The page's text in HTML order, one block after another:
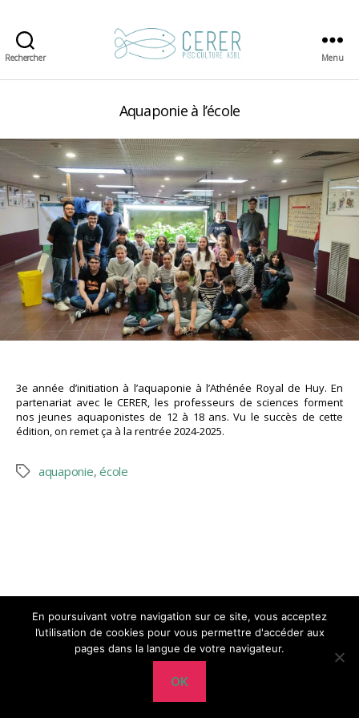
Rechercher
Pisciculture
Menu
Aquaponie à l’école
3e année d’initiation à l’aquaponie à l’Athénée Royal de Huy. En
partenariat avec le CERER, les professeurs de sciences forment
nos jeunes aquaponistes de 12 à 18 ans. Vu le succès de cette
édition, on remet ça à la rentrée 2024-2025.
Étiquettes
aquaponie,école
CERER-Pisciculture Haut
En poursuivant votre navigation sur ce site, vous acceptez
l’utilisation de cookies pour vous permettre d'accéder aux
pages dans la langue de votre navigateur.
OK